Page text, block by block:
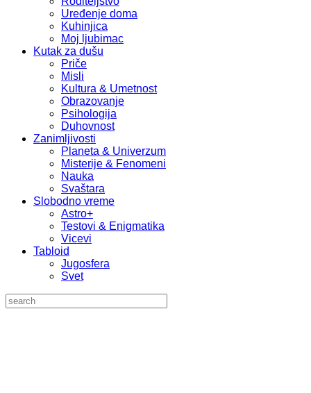
Uređenje doma
Kuhinjica
Moj ljubimac
Kutak za dušu
Priče
Misli
Kultura & Umetnost
Obrazovanje
Psihologija
Duhovnost
Zanimljivosti
Planeta & Univerzum
Misterije & Fenomeni
Nauka
Svaštara
Slobodno vreme
Astro+
Testovi & Enigmatika
Vicevi
Tabloid
Jugosfera
Svet